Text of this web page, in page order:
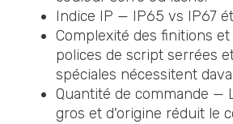
Indice IP — IP65 vs IP67
Complexité des finitions et
polices de script serrées
spéciales nécessitent
Quantité de commande —
gros et d'origine réduit le